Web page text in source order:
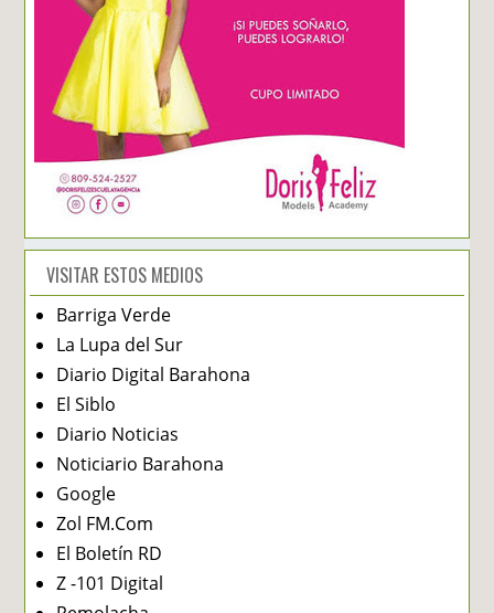
VISITAR ESTOS MEDIOS
Barriga Verde
La Lupa del Sur
Diario Digital Barahona
El Siblo
Diario Noticias
Noticiario Barahona
Google
Zol FM.Com
El Boletín RD
Z -101 Digital